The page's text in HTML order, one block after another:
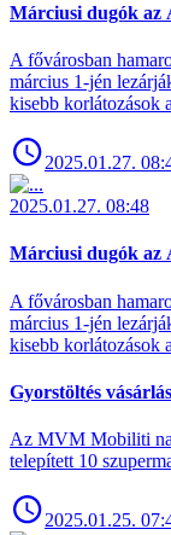
Márciusi dugók az
A fővárosban
március 1-jén
kisebb korlátozások
2025.01.27.
2025.01.27. 08:48
Márciusi dugók az
A fővárosban
március 1-jén
kisebb korlátozások
Gyorstöltés
Az MVM Mobiliti
telepített 10
2025.01.25.